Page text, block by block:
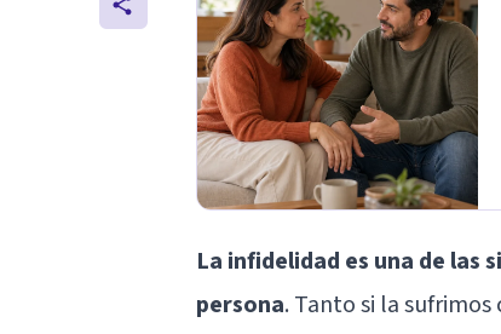
La infidelidad es una de las
persona. Tanto si la